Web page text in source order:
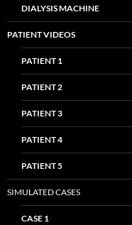
DIALYSIS MACHINE
PATIENT VIDEOS
PATIENT 1
PATIENT 2
PATIENT 3
PATIENT 4
PATIENT 5
SIMULATED CASES
CASE 1